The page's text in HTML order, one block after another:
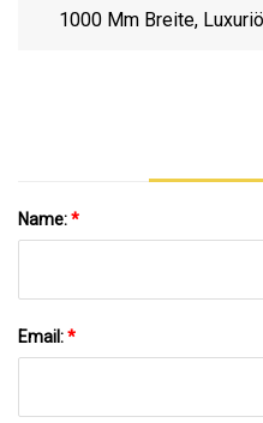
Boden/
1000 Mm Breite,
Name:*
Email:*